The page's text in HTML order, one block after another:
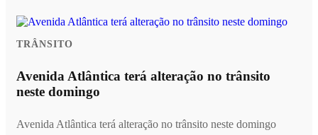
TRÂNSITO
Avenida Atlântica terá alteração no trânsito
neste domingo
Avenida Atlântica terá alteração no trânsito neste domingo